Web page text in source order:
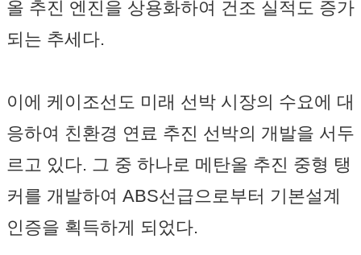
올 추진 엔진을 상용화하여 건조 실적도 증가
되는 추세다.
이에 케이조선도 미래 선박 시장의 수요에 대
응하여 친환경 연료 추진 선박의 개발을 서두
르고 있다. 그 중 하나로 메탄올 추진 중형 탱
커를 개발하여 ABS선급으로부터 기본설계
인증을 획득하게 되었다.